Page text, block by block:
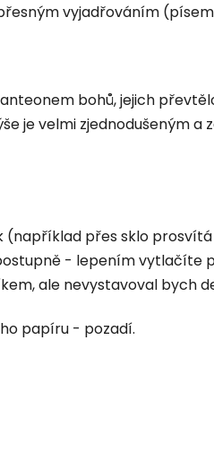
vyjadřováním
bohů, jejich
je velmi zjednodušeným
přes sklo
- lepením vytlačíte
ale nevystavoval bych
papíru - pozadí.